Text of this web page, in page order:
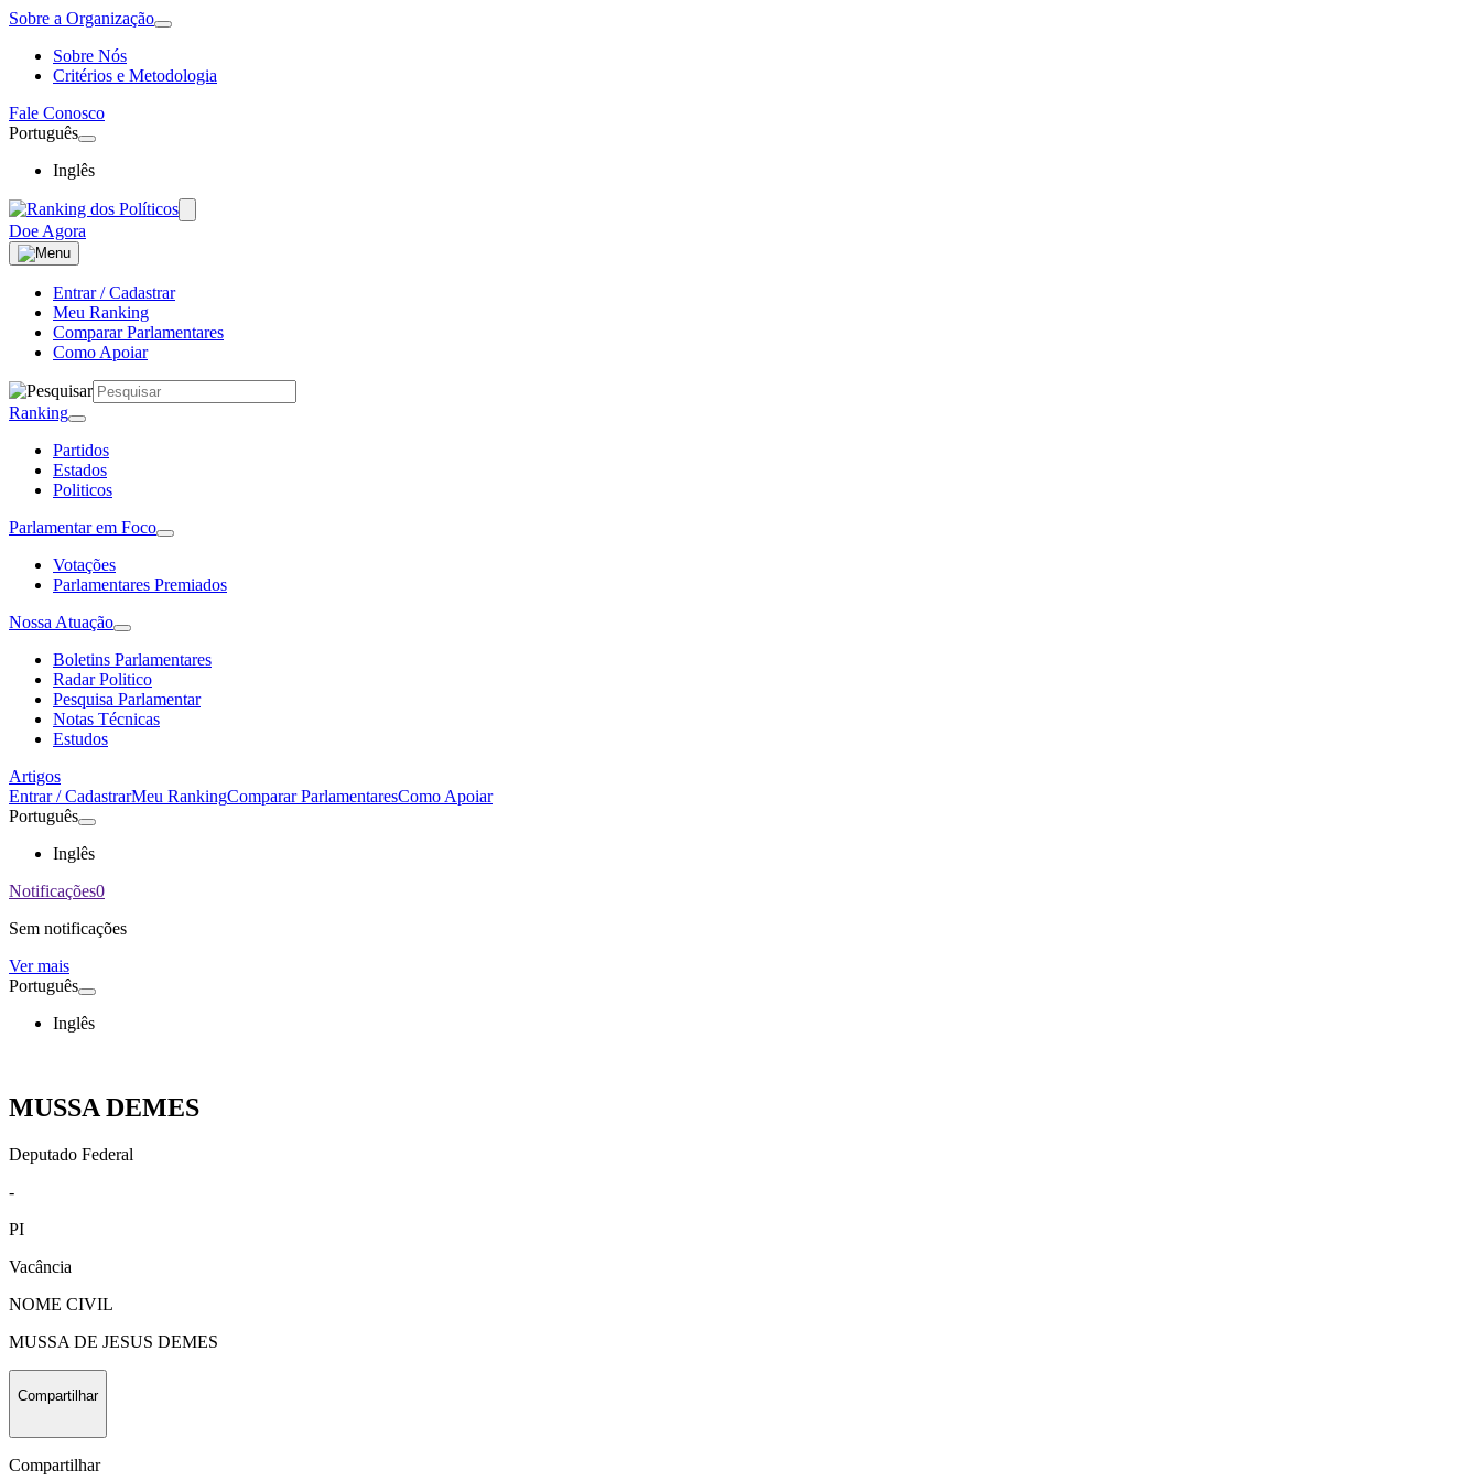
Sobre a Organização
Sobre Nós
Critérios e Metodologia
Fale Conosco
Português
Inglês
Doe Agora
Entrar / Cadastrar
Meu Ranking
Comparar Parlamentares
Como Apoiar
Ranking
Partidos
Estados
Politicos
Parlamentar em Foco
Votações
Parlamentares Premiados
Nossa Atuação
Boletins Parlamentares
Radar Politico
Pesquisa Parlamentar
Notas Técnicas
Estudos
Artigos
Entrar / CadastrarMeu RankingComparar ParlamentaresComo Apoiar
Português
Inglês
Notificações0
Sem notificações
Ver mais
Português
Inglês
MUSSA DEMES
Deputado Federal
-
PI
Vacância
NOME CIVIL
MUSSA DE JESUS DEMES
Compartilhar
Compartilhar